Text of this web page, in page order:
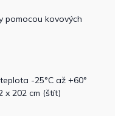
pomocou kovových
-25°C až +60°
x 202 cm (štít)